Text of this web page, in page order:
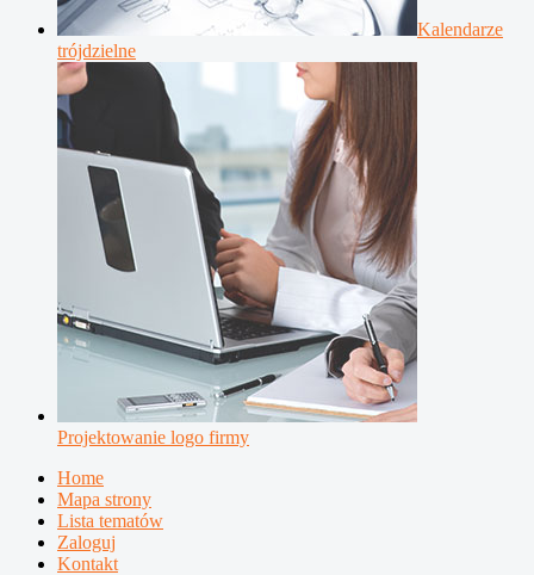
Kalendarze
trójdzielne
Projektowanie logo firmy
Home
Mapa strony
Lista tematów
Zaloguj
Kontakt